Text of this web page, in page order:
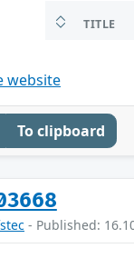
TITLE
website
To clipboard
- Published: